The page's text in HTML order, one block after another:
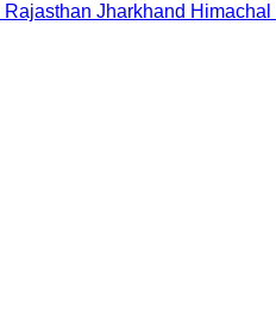
Rajasthan Jharkhand Himachal